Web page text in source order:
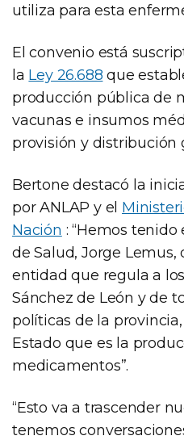
utiliza para esta
El convenio está
la Ley 26.688 que
producción pública de
vacunas e insumos
provisión y distribución
Bertone destacó la
por ANLAP y el
Nación : “Hemos
de Salud, Jorge Lemus,
entidad que regula a
Sánchez de León y de
políticas de la
Estado que es la
medicamentos”.
“Esto va a trascender
tenemos